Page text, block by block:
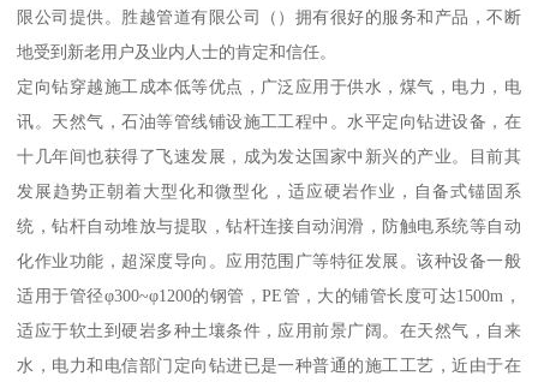
限公司提供。胜越管道有限公司（）拥有很好的服务和产品，不断
地受到新老用户及业内人士的肯定和信任。
定向钻穿越施工成本低等优点，广泛应用于供水，煤气，电力，电
讯。天然气，石油等管线铺设施工工程中。水平定向钻进设备，在
十几年间也获得了飞速发展，成为发达国家中新兴的产业。目前其
发展趋势正朝着大型化和微型化，适应硬岩作业，自备式锚固系
统，钻杆自动堆放与提取，钻杆连接自动润滑，防触电系统等自动
化作业功能，超深度导向。应用范围广等特征发展。该种设备一般
适用于管径φ300~φ1200的钢管，PE管，大的铺管长度可达1500m，
适应于软土到硬岩多种土壤条件，应用前景广阔。在天然气，自来
水，电力和电信部门定向钻进已是一种普通的施工工艺，近由于在